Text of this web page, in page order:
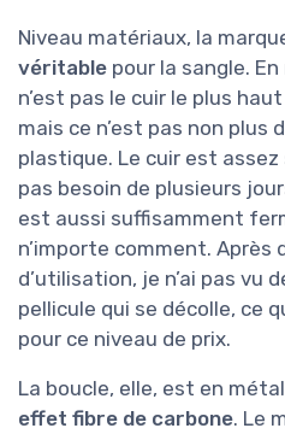
Niveau matériaux, la
véritable pour la sangle.
n’est pas le cuir le plus
mais ce n’est pas non plus
plastique. Le cuir est
pas besoin de plusieurs
est aussi suffisamment
n’importe comment. Après
d’utilisation, je n’ai pas vu
pellicule qui se décolle, ce
pour ce niveau de prix.
La boucle, elle, est en
effet fibre de carbone. Le